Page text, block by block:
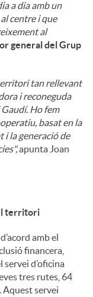
a dia amb un
centre i que
al
general del Grup
tan rellevant
i reconeguda
Ho fem
basat en la
i la generació de
apunta Joan
territori
amb el
financera,
d’oficina
tres rutes, 64
Aquest servei